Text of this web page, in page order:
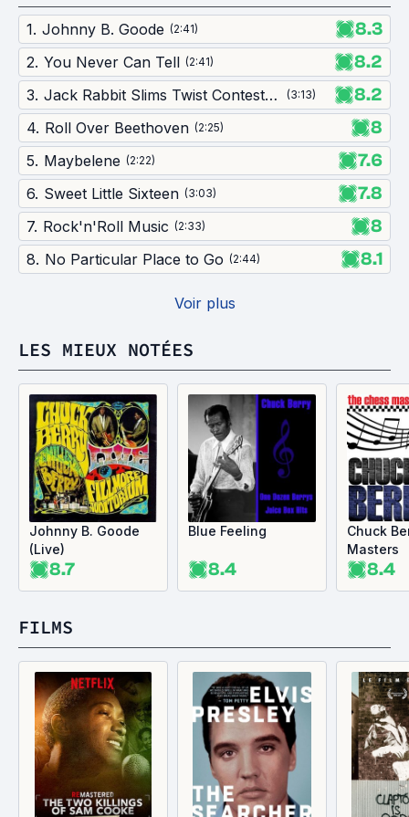
1. Johnny B. Goode (2:41) 8.3
2. You Never Can Tell (2:41) 8.2
3. Jack Rabbit Slims Twist Contest / You Never Can Tell (3:13) 8.2
4. Roll Over Beethoven (2:25) 8
5. Maybelene (2:22) 7.6
6. Sweet Little Sixteen (3:03) 7.8
7. Rock'n'Roll Music (2:33) 8
8. No Particular Place to Go (2:44) 8.1
Voir plus
LES MIEUX NOTÉES
Johnny B. Goode
(Live)
8.7
Blue Feeling
8.4
Chuck
Masters
8.4
FILMS